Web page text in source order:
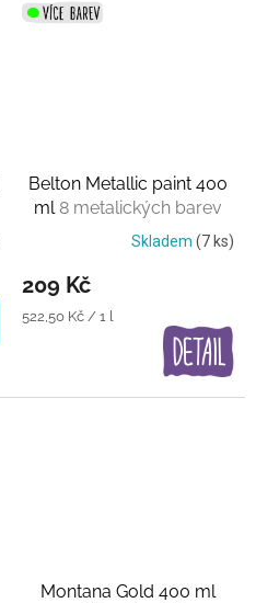
Belton Metallic paint 400
ml 8 metalických barev
Skladem (7 ks)
209 Kč
Měrná
522,50 Kč / 1 l
Montana Gold 400 ml